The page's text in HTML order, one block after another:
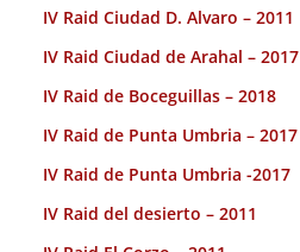
IV Raid Ciudad D. Alvaro – 2011
IV Raid Ciudad de Arahal – 2017
IV Raid de Boceguillas – 2018
IV Raid de Punta Umbria – 2017
IV Raid de Punta Umbria -2017
IV Raid del desierto – 2011